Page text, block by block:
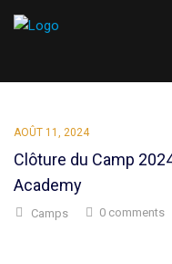
AOÛT 11, 2024
Clôture du Camp
Academy
Camps 0 comments